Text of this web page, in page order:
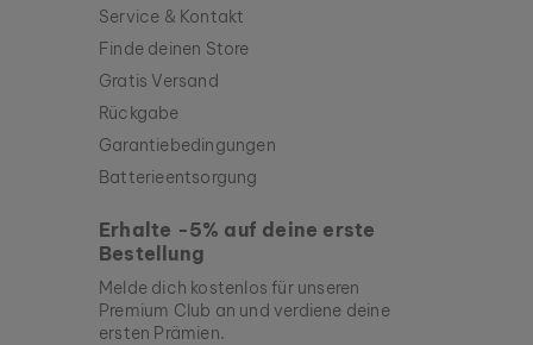
Service & Kontakt
Finde deinen Store
Gratis Versand
Rückgabe
Garantiebedingungen
Batterieentsorgung
Erhalte -5% auf deine erste
Bestellung
Melde dich kostenlos für unseren
Premium Club an und verdiene deine
ersten Prämien.